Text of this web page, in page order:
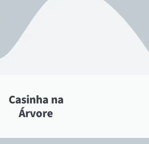
Casinha na
Árvore